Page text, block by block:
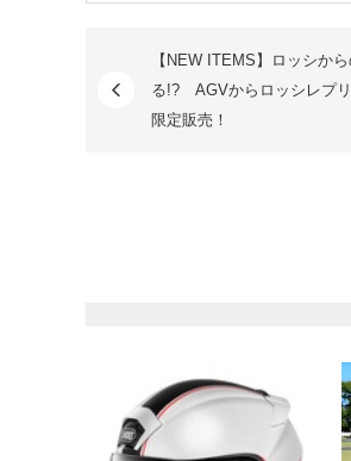
【NEW ITEMS】ロッシか
る!? AGVからロッシレプリ
限定販売！